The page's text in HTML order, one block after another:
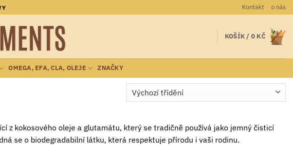
Kontakt o nás
KOŠÍK / 0 KČ
OMEGA, EFA, CLA, OLEJE ZNAČKY
z kokosového oleje a glutamátu, který se tradičně používá jako jemný čisticí
se o biodegradabilní látku, která respektuje přírodu i vaši rodinu.